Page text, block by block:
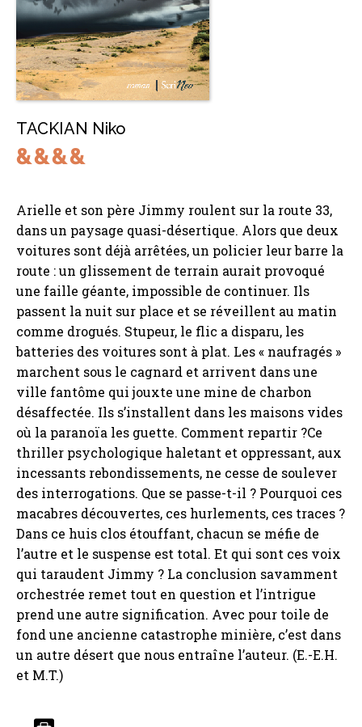
TACKIAN Niko
Arielle et son père Jimmy roulent sur la route 33,
dans un paysage quasi-désertique. Alors que deux
voitures sont déjà arrêtées, un policier leur barre la
route : un glissement de terrain aurait provoqué
une faille géante, impossible de continuer. Ils
passent la nuit sur place et se réveillent au matin
comme drogués. Stupeur, le flic a disparu, les
batteries des voitures sont à plat. Les « naufragés »
marchent sous le cagnard et arrivent dans une
ville fantôme qui jouxte une mine de charbon
désaffectée. Ils s’installent dans les maisons vides
où la paranoïa les guette. Comment repartir ?Ce
thriller psychologique haletant et oppressant, aux
incessants rebondissements, ne cesse de soulever
des interrogations. Que se passe-t-il ? Pourquoi ces
macabres découvertes, ces hurlements, ces traces ?
Dans ce huis clos étouffant, chacun se méfie de
l’autre et le suspense est total. Et qui sont ces voix
qui taraudent Jimmy ? La conclusion savamment
orchestrée remet tout en question et l’intrigue
prend une autre signification. Avec pour toile de
fond une ancienne catastrophe minière, c’est dans
un autre désert que nous entraîne l’auteur. (E.-E.H.
et M.T.)